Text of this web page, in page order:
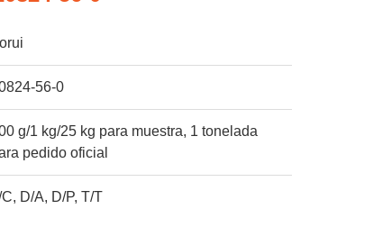
56-0
g/1 kg/25 kg para muestra, 1 tonelada
pedido oficial
C, D/A, D/P, T/T